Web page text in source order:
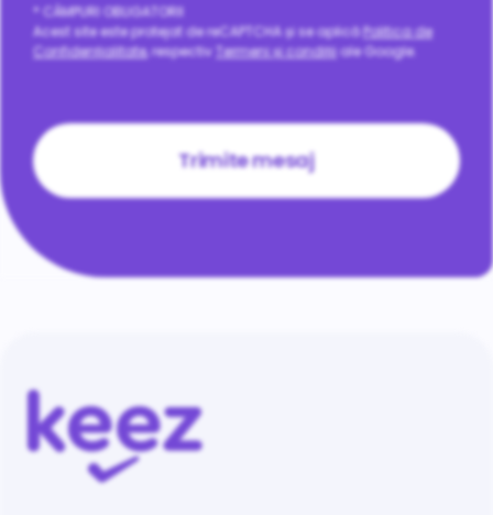
* CÂMPURI OBLIGATORII
Acest site este protejat de reCAPTCHA și se aplicăPolitica de
Confidențialitate, respectiv Termeni și condițiiale Google.